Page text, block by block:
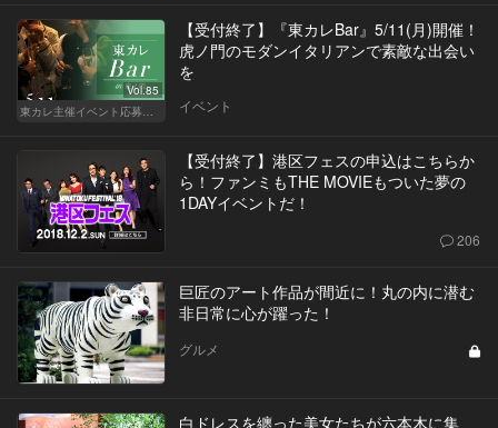
Vol.85
東カレ主催イベント応募詳細記事一覧
【受付終了】『東カレBar』5/11(月)開催！
虎ノ門のモダンイタリアンで素敵な出会い
を
イベント
【受付終了】港区フェスの申込はこちらか
ら！ファンミもTHE MOVIEもついた夢の
1DAYイベントだ！
206
巨匠のアート作品が間近に！丸の内に潜む
非日常に心が躍った！
グルメ
白ドレスを纏った美女たちが六本木に集